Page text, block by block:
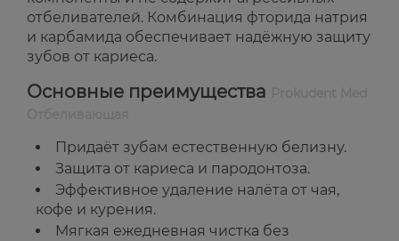
отбеливателей. Комбинация фторида натрия
и карбамида обеспечивает надёжную защиту
зубов от кариеса.
Основные преимущества
Придаёт зубам естественную белизну.
Защита от кариеса и пародонтоза.
Эффективное удаление налёта от чая,
кофе и курения.
Мягкая ежедневная чистка без